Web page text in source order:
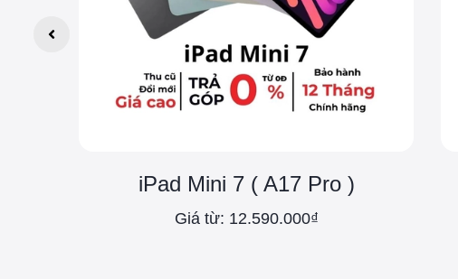
iPad Mini 7 ( A17 Pro )
Giá từ: 12.590.000₫